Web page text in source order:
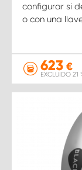
configurar si
o con una
623 €
EXCLUIDO 21